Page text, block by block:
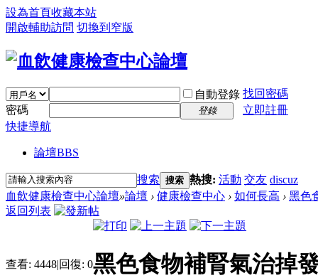
設為首頁收藏本站
開啟輔助訪問 切換到窄版
自動登錄 找回密碼
密碼
登錄
立即註冊
快捷導航
論壇BBS
搜索 搜索 熱搜: 活動 交友 discuz
血飲健康檢查中心論壇»論壇 › 健康檢查中心 › 如何長高 › 黑色
返回列表
查看: 4448|回復: 0黑色食物補腎氣治掉